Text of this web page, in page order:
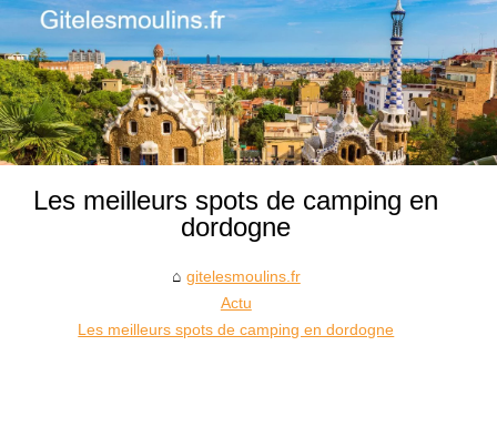
Les meilleurs spots de camping en
dordogne
gitelesmoulins.fr
Actu
Les meilleurs spots de camping en dordogne